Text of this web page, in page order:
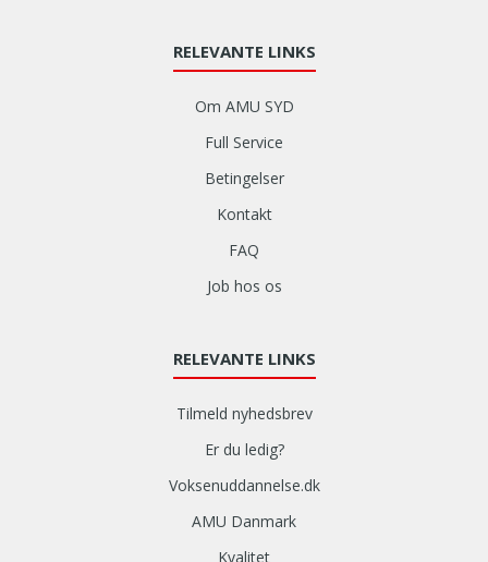
RELEVANTE LINKS
Om AMU SYD
Full Service
Betingelser
Kontakt
FAQ
Job hos os
RELEVANTE LINKS
Tilmeld nyhedsbrev
Er du ledig?
Voksenuddannelse.dk
AMU Danmark
Kvalitet